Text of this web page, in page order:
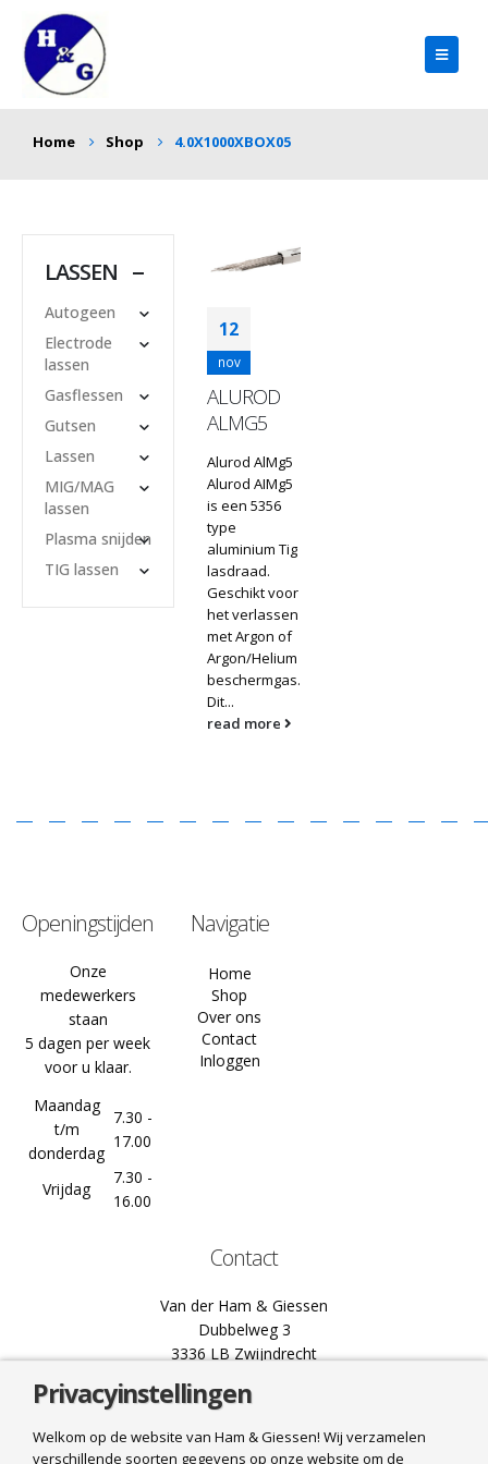
Home Shop 4.0X1000XBOX05
12
nov
ALUROD
ALMG5
Alurod AlMg5
Alurod AIMg5
is een 5356
type
aluminium Tig
lasdraad.
Geschikt voor
het verlassen
met Argon of
Argon/Helium
beschermgas.
Dit...
read more
LASSEN
Autogeen
Electrode
lassen
Gasflessen
Gutsen
Lassen
MIG/MAG
lassen
Plasma snijden
TIG lassen
Openingstijden
Onze
medewerkers
staan
5 dagen per week
voor u klaar.
Maandag
t/m
donderdag
7.30 -
17.00
Vrijdag
7.30 -
16.00
Navigatie
Home
Shop
Over ons
Contact
Inloggen
Contact
Van der Ham & Giessen
Dubbelweg 3
3336 LB Zwijndrecht
078 61 02 444
info@hamgiessen.nl
Privacyinstellingen
Welkom op de website van Ham & Giessen! Wij verzamelen
verschillende soorten gegevens op onze website om de